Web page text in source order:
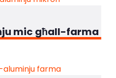
mic għall-farma